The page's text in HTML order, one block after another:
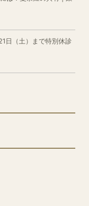
日（土）まで特別休診